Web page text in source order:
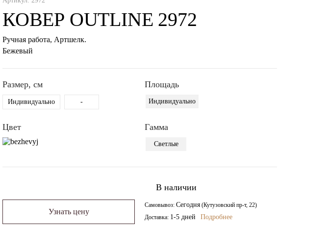
КОВЕР OUTLINE 2972
Ручная работа, Артшелк.
бежевый
Размер, см
Индивидуально -
Площадь
Индивидуально
Цвет Гамма
Светлые
В наличии
Самовывоз: Сегодня (Кутузовский пр-т, 22)
Доставка: 1-5 дней Подробнее
Узнать цену